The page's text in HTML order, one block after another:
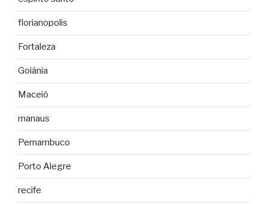
florianopolis
Fortaleza
Goiânia
Maceió
manaus
Pernambuco
Porto Alegre
recife